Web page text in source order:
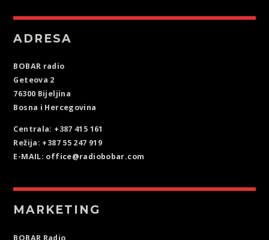
ADRESA
BOBAR radio
Geteova 2
76300 Bijeljina
Bosna i Hercegovina
Centrala: +387 415 161
Režija: +387 55 247 919
E-MAIL: office@radiobobar.com
MARKETING
BOBAR Radio